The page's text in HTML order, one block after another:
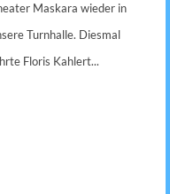
wieder in
Diesmal
Kahlert...